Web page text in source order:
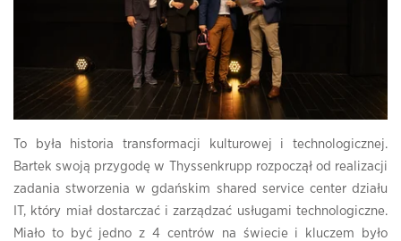
To była historia transformacji kulturowej i technologicznej.
Bartek swoją przygodę w Thyssenkrupp rozpoczął od realizacji
zadania stworzenia w gdańskim shared service center działu
IT, który miał dostarczać i zarządzać usługami technologiczne.
Miało to być jedno z 4 centrów na świecie i kluczem było